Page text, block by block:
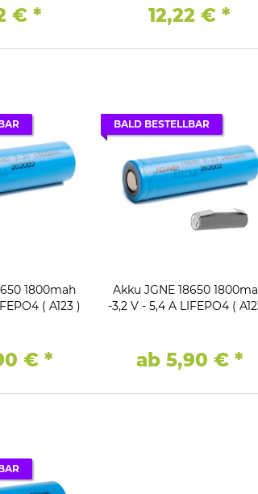
€ * 12,22 €*
1800mah
( A123 )
€*
BALD BESTELLBAR
Akku JGNE 18650
-3,2 V - 5,4 A LIFEPO4 (
ab 5,90 € *